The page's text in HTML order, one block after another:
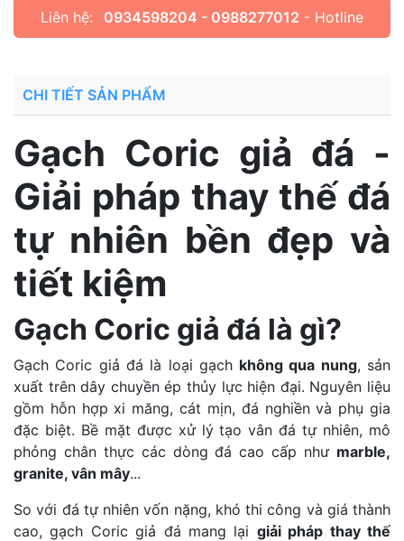
Liên hệ: 0934598204 - 0988277012 - Hotline
CHI TIẾT SẢN PHẨM
Gạch Coric giả đá -
Giải pháp thay thế đá
tự nhiên bền đẹp và
tiết kiệm
Gạch Coric giả đá là gì?
Gạch Coric giả đá là loại gạch không qua nung, sản
xuất trên dây chuyền ép thủy lực hiện đại. Nguyên liệu
gồm hỗn hợp xi măng, cát mịn, đá nghiền và phụ gia
đặc biệt. Bề mặt được xử lý tạo vân đá tự nhiên, mô
phỏng chân thực các dòng đá cao cấp như marble,
granite, vân mây...
So với đá tự nhiên vốn nặng, khó thi công và giá thành
cao, gạch Coric giả đá mang lại giải pháp thay thế